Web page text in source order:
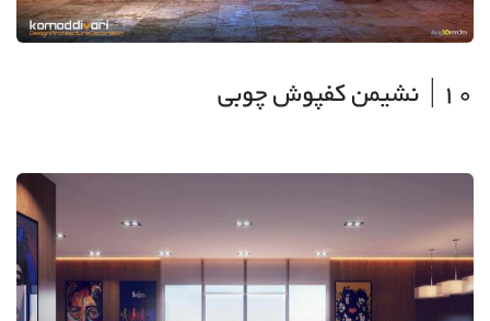
10| نشیمن کفپوش چوبی